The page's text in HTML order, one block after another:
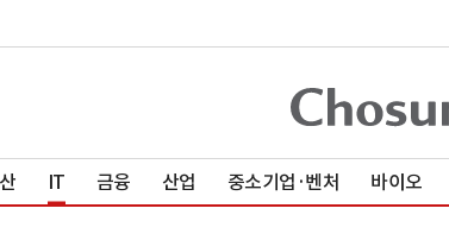
IT 금융 산업 중소기업·벤처 바이오